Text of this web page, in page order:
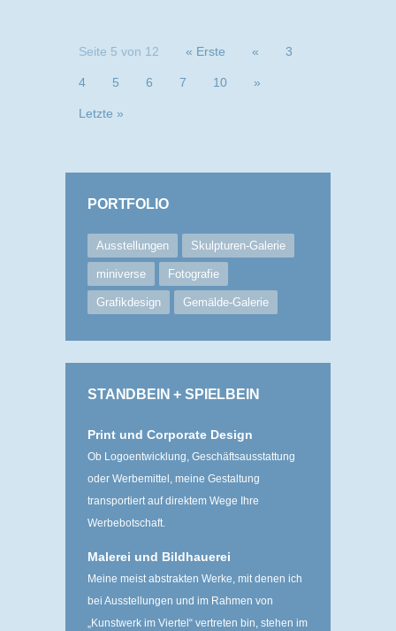
Seite 5 von 12 « Erste « 3
4 5 6 7 10 »
Letzte »
PORTFOLIO
Ausstellungen Skulpturen-Galerie
miniverse Fotografie
Grafikdesign Gemälde-Galerie
STANDBEIN + SPIELBEIN
Print und Corporate Design
Ob Logoentwicklung, Geschäftsausstattung
oder Werbemittel, meine Gestaltung
transportiert auf direktem Wege Ihre
Werbebotschaft.
Malerei und Bildhauerei
Meine meist abstrakten Werke, mit denen ich
bei Ausstellungen und im Rahmen von
„Kunstwerk im Viertel“ ­vertreten bin, stehen im